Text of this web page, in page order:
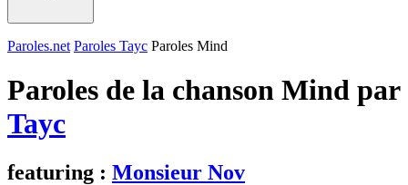
Paroles.net Paroles Tayc Paroles Mind
Paroles de la chanson Mind par
Tayc
featuring : Monsieur Nov